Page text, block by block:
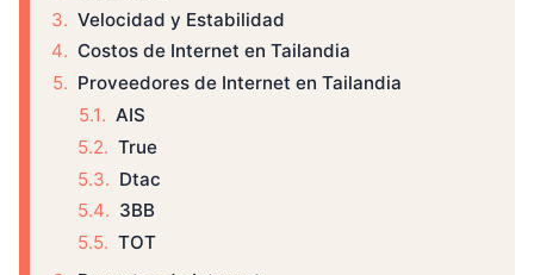
Velocidad y Estabilidad
Costos de Internet en Tailandia
Proveedores de Internet en Tailandia
AIS
True
Dtac
3BB
TOT